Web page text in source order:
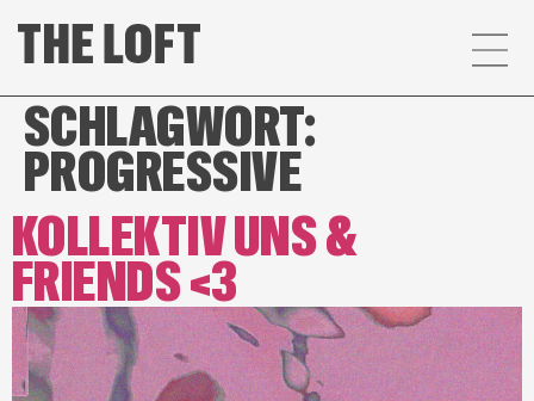
SCHLAGWORT:
PROGRESSIVE
KOLLEKTIV UNS &
FRIENDS <3